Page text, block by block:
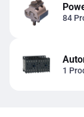
84
1